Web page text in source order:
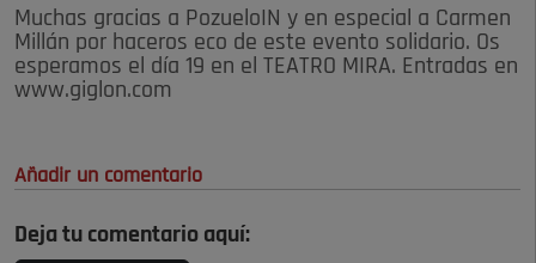
Muchas gracias a PozueloIN y en especial a Carmen
Millán por haceros eco de este evento solidario. Os
esperamos el día 19 en el TEATRO MIRA. Entradas en
www.giglon.com
Añadir un comentario
Deja tu comentario aquí: